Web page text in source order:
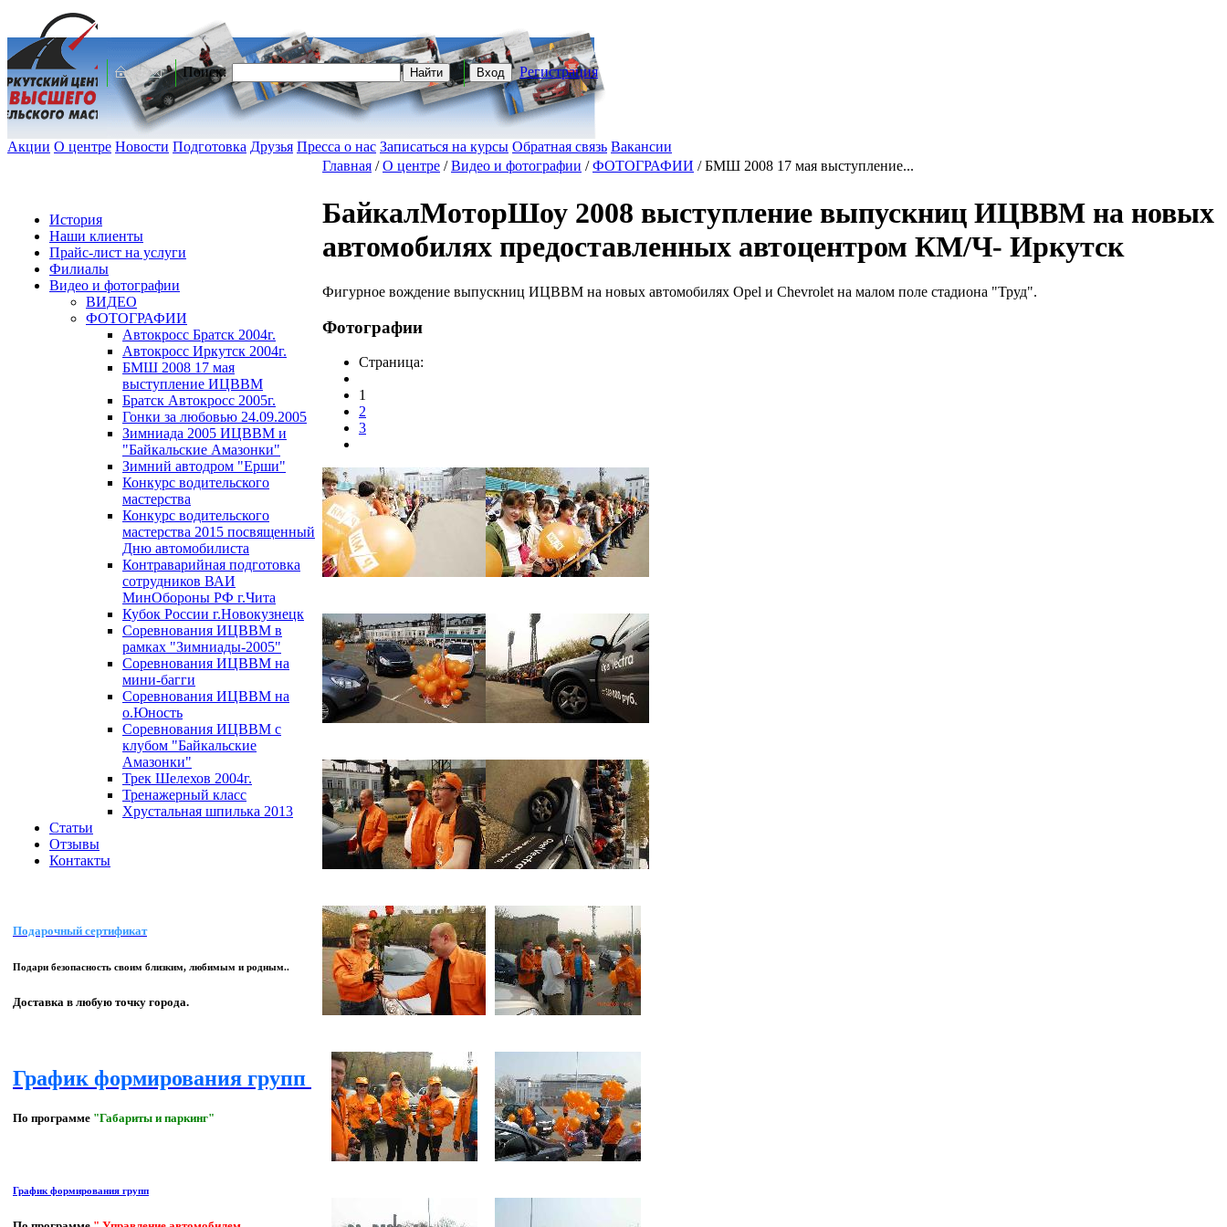
Поиск: Найти Вход Регистрация
Акции О центре Новости Подготовка Друзья Пресса о нас Записаться на курсы Обратная связь Вакансии
История
Наши клиенты
Прайс-лист на услуги
Филиалы
Видео и фотографии
ВИДЕО
ФОТОГРАФИИ
Автокросс Братск 2004г.
Автокросс Иркутск 2004г.
БМШ 2008 17 мая
выступление ИЦВВМ
Братск Автокросс 2005г.
Гонки за любовью 24.09.2005
Зимниада 2005 ИЦВВМ и
"Байкальские Амазонки"
Зимний автодром "Ерши"
Конкурс водительского
мастерства
Конкурс водительского
мастерства 2015 посвященный
Дню автомобилиста
Контраварийная подготовка
сотрудников ВАИ
МинОбороны РФ г.Чита
Кубок России г.Новокузнецк
Соревнования ИЦВВМ в
рамках "Зимниады-2005"
Соревнования ИЦВВМ на
мини-багги
Соревнования ИЦВВМ на
о.Юность
Соревнования ИЦВВМ с
клубом "Байкальские
Амазонки"
Трек Шелехов 2004г.
Тренажерный класс
Хрустальная шпилька 2013
Статьи
Отзывы
Контакты
Подарочный сертификат
Подари безопасность своим близким, любимым и родным..
Доставка в любую точку города.
График формирования групп
По программе "Габариты и паркинг"
График формирования групп
Главная /О центре /Видео и фотографии /ФОТОГРАФИИ /БМШ 2008 17 мая выступление...
БайкалМоторШоу 2008 выступление выпускниц ИЦВВМ на новых
автомобилях предоставленных автоцентром КМ/Ч- Иркутск
Фигурное вождение выпускниц ИЦВВМ на новых автомобилях Opel и Chevrolet на малом поле стадиона "Труд".
Фотографии
Страница:
1
2
3